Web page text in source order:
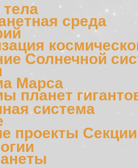
среда
Солнечной
Марса
планет
система
проекты Секции